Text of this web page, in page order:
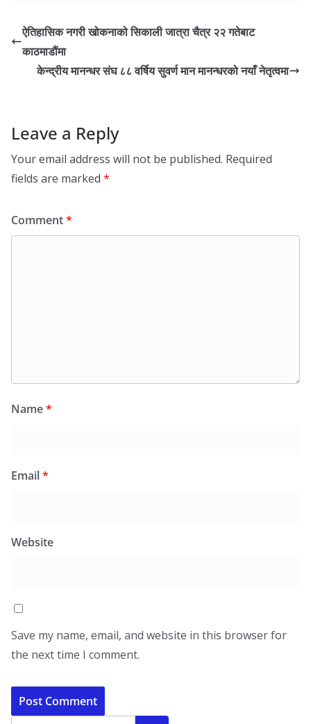
ऐतिहासिक नगरी खोकनाको सिकाली जात्रा चैत्र २२ गतेबाट
काठमाडौंमा
केन्द्रीय मानन्धर संघ ८८ वर्षिय सुवर्ण मान मानन्धरको नयाँ नेतृत्वमा
Leave a Reply
Your email address will not be published. Required
fields are marked *
Comment*
Name*
Email*
Website
Save my name, email, and website in this browser for
the next time I comment.